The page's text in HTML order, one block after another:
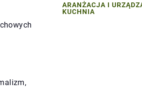
ARANŻACJA I
KUCHNIA